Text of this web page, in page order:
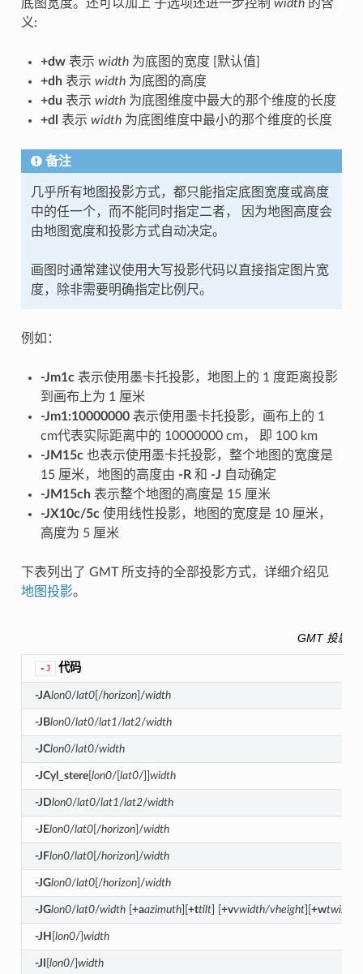
底图宽度。还可以加上 子选项还进一步控制 width的含
义:
+dw表示 width为底图的宽度 [默认值]
+dh表示 width为底图的高度
+du 表示 width为底图维度中最大的那个维度的长度
+dl
表示 width为底图维度中最小的那个维度的长度
备注
几乎所有地图投影方式，都只能指定底图宽度或高度
中的任一个，而不能同时指定二者， 因为地图高度会
由地图宽度和投影方式自动决定。
画图时通常建议使用大写投影代码以直接指定图片宽
度，除非需要明确指定比例尺。
例如：
-Jm1c表示使用墨卡托投影，地图上的 1 度距离投影
到画布上为 1 厘米
-Jm1:10000000表示使用墨卡托投影，画布上的 1
cm代表实际距离中的 10000000 cm， 即 100 km
-JM15c也表示使用墨卡托投影，整个地图的宽度是
15 厘米，地图的高度由 -R和 -J 自动确定
-JM15ch表示整个地图的高度是 15 厘米
-JX10c/5c使用线性投影，地图的宽度是 10 厘米，
高度为 5 厘米
下表列出了 GMT 所支持的全部投影方式，详细介绍见
地图投影。
GMT 投影代
-J 代码
-JAlon0/lat0[/horizon]/width
-JBlon0/lat0/lat1/lat2/width
-JClon0/lat0/width
-JCyl_stere[ lon0/[ lat0/]] width
-JDlon0/lat0/lat1/lat2/width
-JElon0/lat0[/horizon]/width
-JFlon0/lat0[/horizon]/width
-JGlon0/lat0[/horizon]/width
-JGlon0/lat0/width[ +aazimuth][ +ttilt] [ +vvwidth/vheight][ +wtwist
-JH lon0/] width
-JI lon0/] width